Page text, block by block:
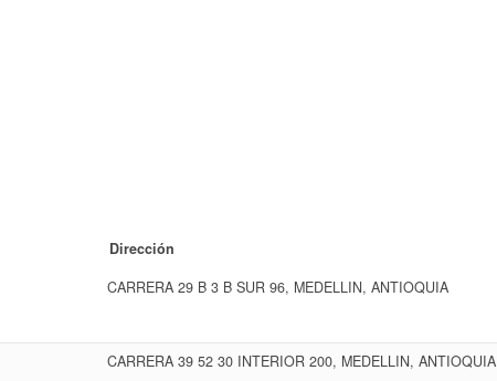
Dirección
CARRERA 29 B 3 B SUR 96, MEDELLIN, ANTIOQUIA
CARRERA 39 52 30 INTERIOR 200, MEDELLIN, ANTIOQUIA